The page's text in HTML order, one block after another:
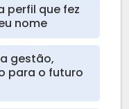
perfil que fez
nome
gestão,
para o futuro